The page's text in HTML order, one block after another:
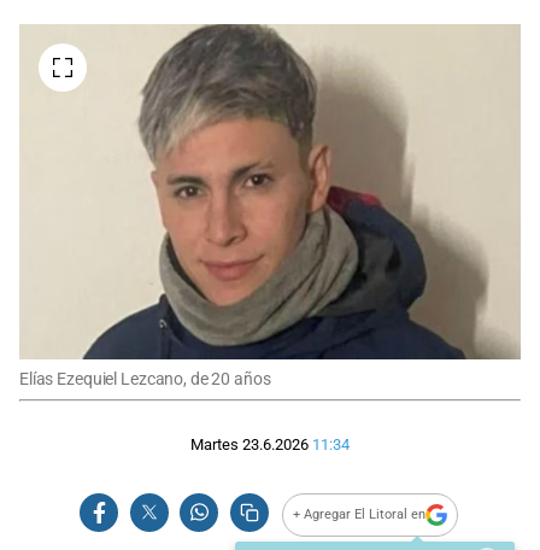
Elías Ezequiel Lezcano, de 20 años
Martes 23.6.2026 11:34
+ Agregar El Litoral en